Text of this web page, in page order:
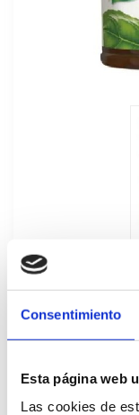
Consentimiento
Esta página web
Las cookies de